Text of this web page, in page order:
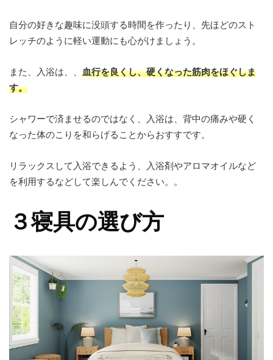
自分の好きな趣味に没頭する時間を作ったり、先ほどのスト
レッチのように軽い運動にも心がけましょう。
また、入浴は、、 血行を良くし、硬くなった筋肉をほぐしま
す。
シャワーで済ませるのではなく、入浴は、背中の痛みや硬く
なった体のこりを和らげることからおすすです。
リラックスして入浴できるよう、入浴剤やアロマオイルなど
を利用するなどして楽しんでください。。
３寝具の選び方